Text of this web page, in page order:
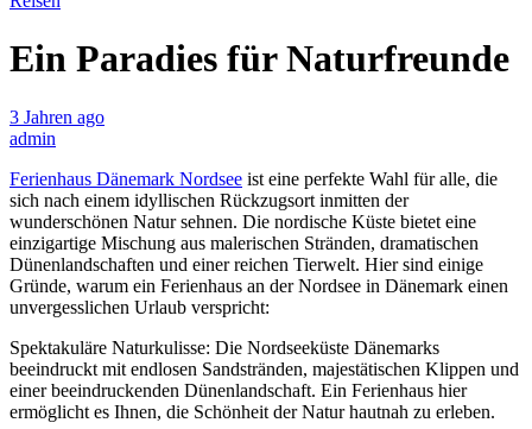
Ein Paradies für Naturfreunde
3 Jahren ago
admin
Ferienhaus Dänemark Nordsee ist eine perfekte Wahl für alle, die
sich nach einem idyllischen Rückzugsort inmitten der
wunderschönen Natur sehnen. Die nordische Küste bietet eine
einzigartige Mischung aus malerischen Stränden, dramatischen
Dünenlandschaften und einer reichen Tierwelt. Hier sind einige
Gründe, warum ein Ferienhaus an der Nordsee in Dänemark einen
unvergesslichen Urlaub verspricht:
Spektakuläre Naturkulisse: Die Nordseeküste Dänemarks
beeindruckt mit endlosen Sandstränden, majestätischen Klippen und
einer beeindruckenden Dünenlandschaft. Ein Ferienhaus hier
ermöglicht es Ihnen, die Schönheit der Natur hautnah zu erleben.